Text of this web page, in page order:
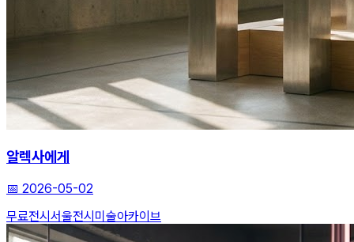
알렉사에게
📅 2026-05-02
무료전시 서울전시 미술아카이브